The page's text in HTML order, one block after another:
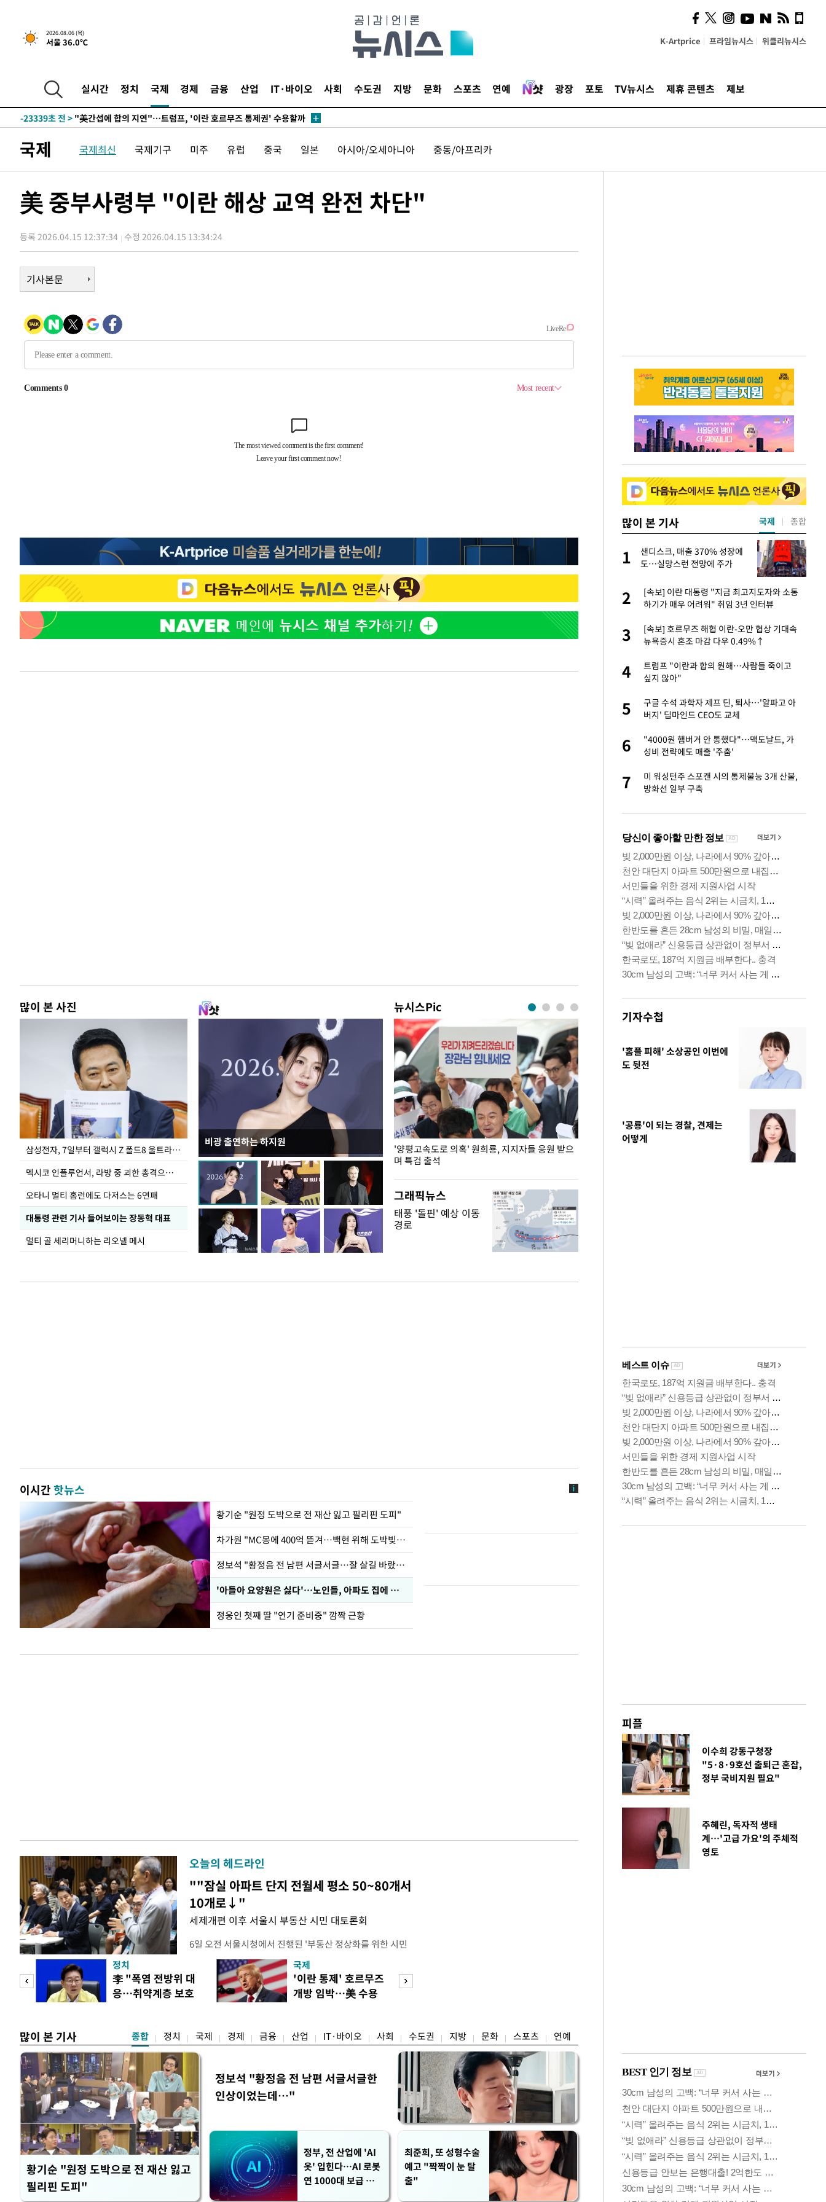
2026.08.06 (목)
서울 36.0℃ K-Artprice 프라임뉴시스 위클리뉴시스
실시간 정치 국제 경제 금융 산업 IT·바이오 사회 수도권 지방 문화 스포츠 연예 광장 포토 TV뉴시스 제휴 콘텐츠 제보
5시간 전 >[속보] "이란-오만, 호르무즈 해협 통행 항로 합의" 이란 외무부 대변인
-31123초 전 >손흥민, 5경기 연속골 실패…LAFC는 승부차기 끝 과달라하라 격파
-23361초 전 >
트럼프, 한국계 진보 주지사 후보 맹공…"공산주의가 최대 위협"
-23339초 전 >
-19859초 전 > [속보]산업장관 "李정부, 원전 반대 안해…안정 전력 위해 불가피"
색
-17943초 전 >
[속보]산업장관 "美무역법 제301조 과잉생산 결과 발표 8월 중 예
-17736초 전 >[속보]코스피 매도사이드카 발동…4%대 급락
-14569초 전 >서울 열대야 15일째 지속…비공식 '초열대야' 30도 넘어
-13119초 전 >[속보]코스피, 119.51포인트(1.81%) 내린 6478.75 개장
-9566초 전 >6월 경상수지 497.3억 달러…두 달 연속 사상 최대
-9517초 전 >
-6879초 전 >미 워싱턴주 스포캔 시의 통제불능 3개 산불, 방화선 일부 구축
0.49%↑
43분 전 >[속보] 이란 대통령 "지금 최고지도자와 소통하기가 매우 어려워" 취임 3
년 인터뷰
5시간 전 >[속보] "이란-오만, 호르무즈 해협 통행 항로 합의" 이란 외무부 대변인
-31123초 전 > 손흥민, 5경기 연속골 실패…LAFC는 승부차기 끝 과달라하라 격파
-23361초 전 >
[속보]산업장관 "李정부, 원전 반대 안해…안정 전력 위해 불가피"
[속보]경찰, '홍명보 선임 논란' 대한축구협회·축구회관 등 압수수
[속보]산업장관 "美무역법 제301조 과잉생산 결과 발표 8월 중 예
-13119초 전 >
[속보]코스피, 119.51포인트(1.81%) 내린 6478.75 개장
-9566초 전 >6월 경상수지 497.3억 달러…두 달 연속 사상 최대
-9517초 전 > 서울 낮 39도 '폭염중대경보'…40도 관측 가능성도
-6879초 전 >미 워싱턴주 스포캔 시의 통제불능 3개 산불, 방화선 일부 구축
15분 전 >[속보] 호르무즈 해협 이란-오만 협상 기대속 뉴욕증시 혼조 마감 다우
0.49%↑
43분 전 > [속보] 이란 대통령 "지금 최고지도자와 소통하기가 매우 어려워" 취임 3
국제 국제최신 국제기구 미주 유럽 중국 일본 아시아/오세아니아 중동/아프리카
美 중부사령부 "이란 해상 교역 완전 차단"
등록 2026.04.15 12:37:34 수정 2026.04.15 13:34:24
기사본문
많이 본 사진
삼성전자, 7일부터 갤럭시 Z 폴드8 울트라·폴드8·플립8 출시
멕시코 인플루언서, 라방 중 괴한 총격으로 사망
오타니 멀티 홈런에도 다저스는 6연패
대통령 관련 기사 들어보이는 장동혁 대표
멀티 골 세리머니하는 리오넬 메시
비광 출연하는 하지원
뉴시스Pic
이재명 대통령, "수사·기소 분리 관련 대비책 최
선 다해 강구해야"
'양평고속도로 의혹' 원희룡, 지지자들 응원 받으
며 특검 출석
장동혁 "李 대
하다"
그래픽뉴스
태풍 '돌핀' 예상 이동
경로
이시간핫뉴스
황기순 "원정 도박으로 전 재산 잃고 필리핀 도피"
차가원 "MC몽에 400억 뜯겨…백현 위해 도박빚 갚아줘"
정보석 "황정음 전 남편 서글서글…잘 살길 바랐는데"
'아들아 요양원은 싫다'…노인들, 아파도 집에 살고파
정웅인 첫째 딸 "연기 준비중" 깜짝 근황
오늘의 헤드라인
""잠실 아파트 단지 전월세 평소 50~80개서
10개로↓"
세제개편 이후 서울시 부동산 시민 대토론회
6일 오전 서울시청에서 진행된 '부동산 정상화를 위한 시민
대토론회'에서는 정부의 세제개편안에 대한 불만과 지적이
이어졌다. 이날 토론회에는 보유 주택에 거주하지 않는 1주
택자와 무주택 청년, 민간임대사업자 등 시민과 전문가, 크
리에이터 등 50여 명이 참석했다. 잠실에서 21년째 공인중
택
정치
李 "폭염 전방위 대
응…취약계층 보호
국제
'이란 통제' 호르무즈
개방 임박…美 수용
많이 본 기사 종합 정치 국제 경제 금융 산업 IT·바이오 사회 수도권 지방 문화 스포츠 연예
황기순 "원정 도박으로 전 재산 잃고
필리핀 도피"
정보석 "황정음 전 남편 서글서글한
인상이었는데…"
정부, 전 산업에 'AI
옷' 입힌다…AI 로봇
연 1000대 보급 추
최준희, 또 성형수술
예고 "짝짝이 눈 탈
출"
많이 본 기사
황기순 "원정 도박으로 전 재
산 잃고 필리핀 도피"
2
었는데…"
3
정부, 전 산업에 'AI 옷' 입힌다…AI 로봇 연
1000대 보급 추진
4
1
샌디스크, 매출 370% 성장에
도…실망스런 전망에 주가
2
[속보] 이란 대통령 "지금 최고지도자와 소통
하기가 매우 어려워" 취임 3년 인터뷰
3
[속보] 호르무즈 해협 이란-오만 협상 기대속
뉴욕증시 혼조 마감 다우 0.49%↑
4
트럼프 "이란과 합의 원해…사람들 죽이고
싶지 않아"
5
구글 수석 과학자 제프 딘, 퇴사…'알파고 아
버지' 딥마인드 CEO도 교체
6
"4000원 햄버거 안 통했다"…맥도날드, 가
성비 전략에도 매출 '주춤'
7
미 워싱턴주 스포캔 시의 통제불능 3개 산불,
방화선 일부 구축
국제 종합
기자수첩
'홈플 피해' 소상공인 이번에
도 뒷전
'공룡'이 되는 경찰, 견제는
어떻게
피플
이수희 강동구청장
"5·8·9호선 출퇴근 혼잡,
정부 국비지원 필요"
주혜린, 독자적 생태
계…'고급 가요'의 주체적
영토